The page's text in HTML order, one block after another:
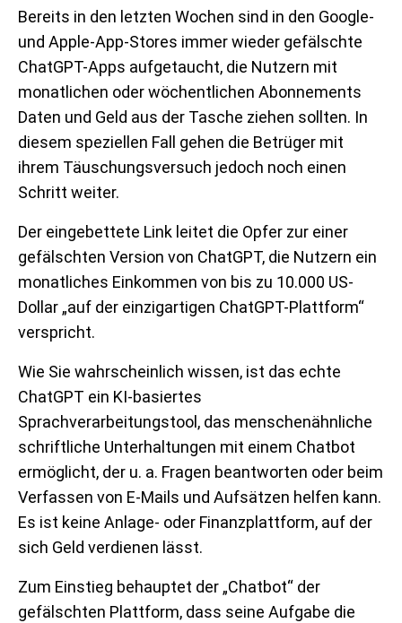
Bereits in den letzten Wochen sind in den Google-
und Apple-App-Stores immer wieder gefälschte
ChatGPT-Apps aufgetaucht, die Nutzern mit
monatlichen oder wöchentlichen Abonnements
Daten und Geld aus der Tasche ziehen sollten. In
diesem speziellen Fall gehen die Betrüger mit
ihrem Täuschungsversuch jedoch noch einen
Schritt weiter.
Der eingebettete Link leitet die Opfer zur einer
gefälschten Version von ChatGPT, die Nutzern ein
monatliches Einkommen von bis zu 10.000 US-
Dollar „auf der einzigartigen ChatGPT-Plattform“
verspricht.
Wie Sie wahrscheinlich wissen, ist das echte
ChatGPT ein KI-basiertes
Sprachverarbeitungstool, das menschenähnliche
schriftliche Unterhaltungen mit einem Chatbot
ermöglicht, der u. a. Fragen beantworten oder beim
Verfassen von E-Mails und Aufsätzen helfen kann.
Es ist keine Anlage- oder Finanzplattform, auf der
sich Geld verdienen lässt.
Zum Einstieg behauptet der „Chatbot“ der
gefälschten Plattform, dass seine Aufgabe die